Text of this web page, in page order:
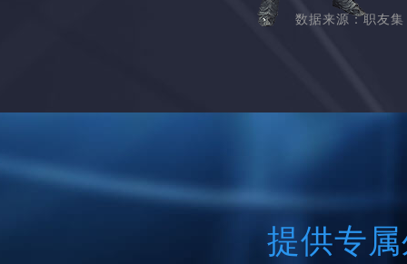
数据来源：职友
提供专